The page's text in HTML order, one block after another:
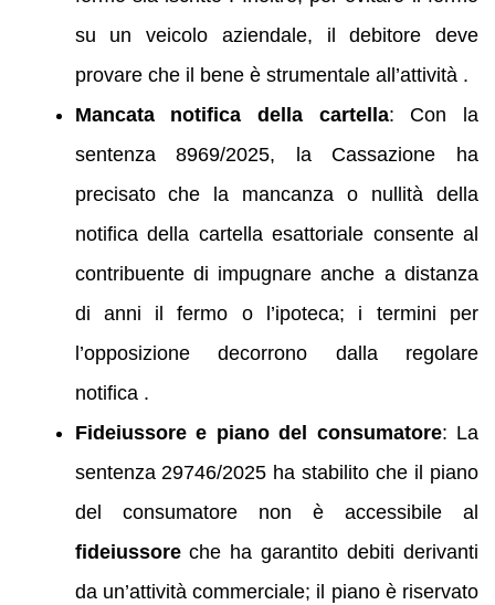
su un veicolo aziendale, il debitore deve
provare che il bene è strumentale all’attività .
Mancata notifica della cartella: Con la
sentenza 8969/2025, la Cassazione ha
precisato che la mancanza o nullità della
notifica della cartella esattoriale consente al
contribuente di impugnare anche a distanza
di anni il fermo o l’ipoteca; i termini per
l’opposizione decorrono dalla regolare
notifica .
Fideiussore e piano del consumatore: La
sentenza 29746/2025 ha stabilito che il piano
del consumatore non è accessibile al
fideiussoreche ha garantito debiti derivanti
da un’attività commerciale; il piano è riservato